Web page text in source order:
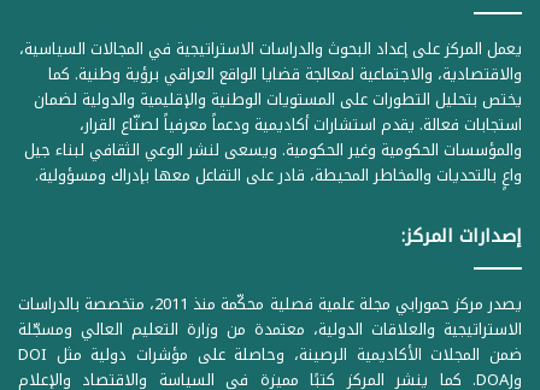
يعمل المركز على إعداد البحوث والدراسات الاستراتيجية في المجالات السياسية،
والاقتصادية، والاجتماعية لمعالجة قضايا الواقع العراقي برؤية وطنية. كما
يختص بتحليل التطورات على المستويات الوطنية والإقليمية والدولية لضمان
استجابات فعالة. يقدم استشارات أكاديمية ودعماً معرفياً لصنّاع القرار،
والمؤسسات الحكومية وغير الحكومية. ويسعى لنشر الوعي الثقافي لبناء جيل
واعٍ بالتحديات والمخاطر المحيطة، قادر على التفاعل معها بإدراك ومسؤولية.
إصدارات المركز:
يصدر مركز حمورابي مجلة علمية فصلية محكّمة منذ 2011، متخصصة بالدراسات
الاستراتيجية والعلاقات الدولية، معتمدة من وزارة التعليم العالي ومسجّلة
ضمن المجلات الأكاديمية الرصينة، وحاصلة على مؤشرات دولية مثل DOI
وDOAJ. كما ينشر المركز كتبًا مميزة في السياسة والاقتصاد والإعلام